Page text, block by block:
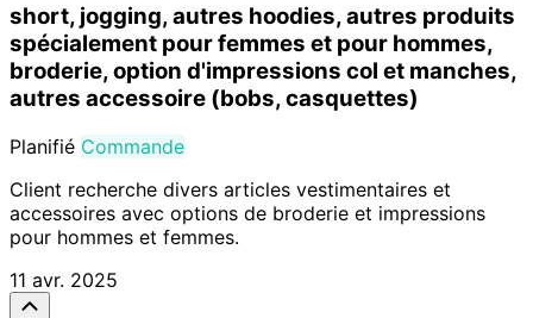
short, jogging, autres hoodies, autres produits
spécialement pour femmes et pour hommes,
broderie, option d'impressions col et manches,
autres accessoire (bobs, casquettes)
Planifié Commande
Client recherche divers articles vestimentaires et
accessoires avec options de broderie et impressions
pour hommes et femmes.
11 avr. 2025